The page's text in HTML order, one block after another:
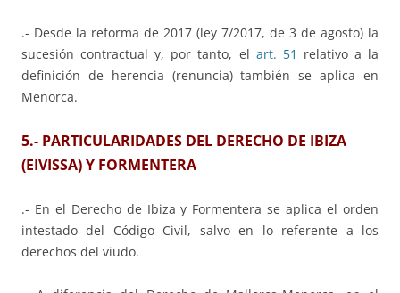
.- Desde la reforma de 2017 (ley 7/2017, de 3 de agosto) la
sucesión contractual y, por tanto, el art. 51 relativo a la
definición de herencia (renuncia) también se aplica en
Menorca.
5.- PARTICULARIDADES DEL DERECHO DE IBIZA
(EIVISSA) Y FORMENTERA
.- En el Derecho de Ibiza y Formentera se aplica el orden
intestado del Código Civil, salvo en lo referente a los
derechos del viudo.